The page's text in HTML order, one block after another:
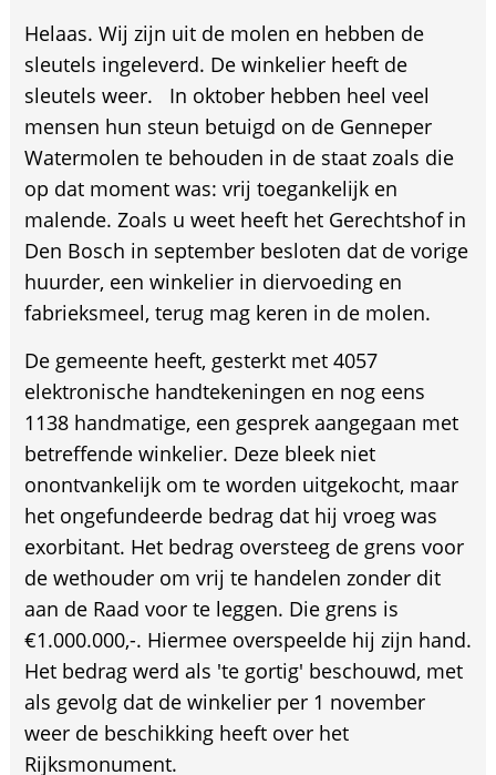
Helaas. Wij zijn uit de molen en hebben de
sleutels ingeleverd. De winkelier heeft de
sleutels weer. In oktober hebben heel veel
mensen hun steun betuigd on de Genneper
Watermolen te behouden in de staat zoals die
op dat moment was: vrij toegankelijk en
malende. Zoals u weet heeft het Gerechtshof in
Den Bosch in september besloten dat de vorige
huurder, een winkelier in diervoeding en
fabrieksmeel, terug mag keren in de molen.
De gemeente heeft, gesterkt met 4057
elektronische handtekeningen en nog eens
1138 handmatige, een gesprek aangegaan met
betreffende winkelier. Deze bleek niet
onontvankelijk om te worden uitgekocht, maar
het ongefundeerde bedrag dat hij vroeg was
exorbitant. Het bedrag oversteeg de grens voor
de wethouder om vrij te handelen zonder dit
aan de Raad voor te leggen. Die grens is
€1.000.000,-. Hiermee overspeelde hij zijn hand.
Het bedrag werd als 'te gortig' beschouwd, met
als gevolg dat de winkelier per 1 november
weer de beschikking heeft over het
Rijksmonument.